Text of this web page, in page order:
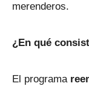
merenderos.
¿En qué
El programa